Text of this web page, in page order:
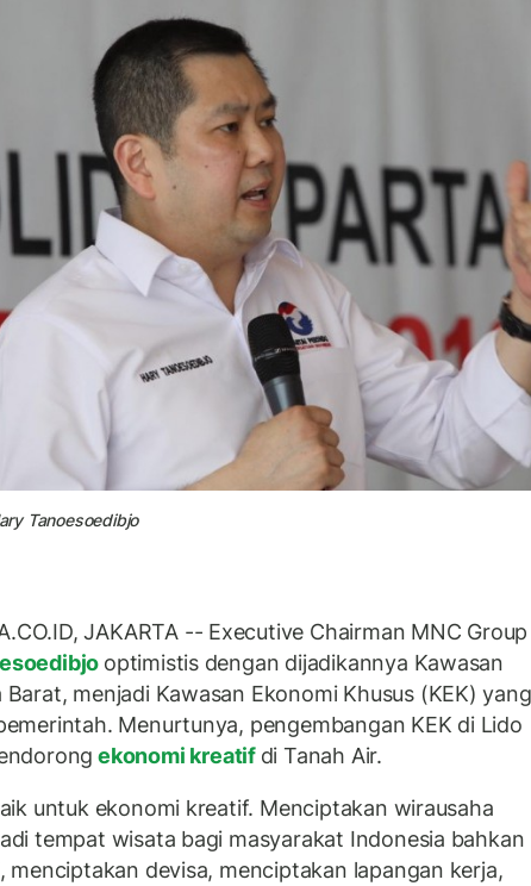
Tanoesoedibjo
JAKARTA -- Executive Chairman MNC Group
optimistis dengan dijadikannya Kawasan
Barat, menjadi Kawasan Ekonomi Khusus (KEK) yang
Menurtunya, pengembangan KEK di Lido
ekonomi kreatif di Tanah Air.
untuk ekonomi kreatif. Menciptakan wirausaha
tempat wisata bagi masyarakat Indonesia bahkan
menciptakan devisa, menciptakan lapangan kerja,